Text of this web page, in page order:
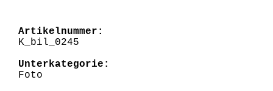
Artikelnummer:
K_bil_0245
Unterkategorie:
Foto